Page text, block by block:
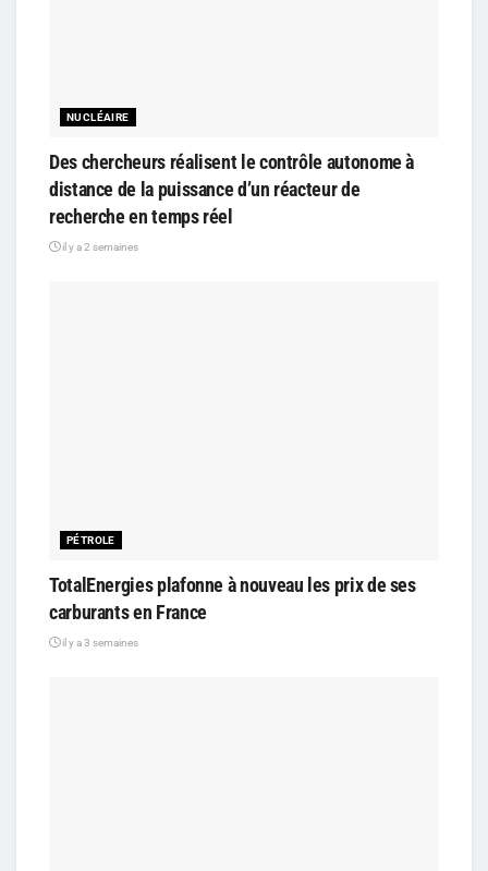
NUCLÉAIRE
Des chercheurs réalisent le contrôle autonome à
distance de la puissance d’un réacteur de
recherche en temps réel
il y a 2 semaines
PÉTROLE
TotalEnergies plafonne à nouveau les prix de ses
carburants en France
il y a 3 semaines